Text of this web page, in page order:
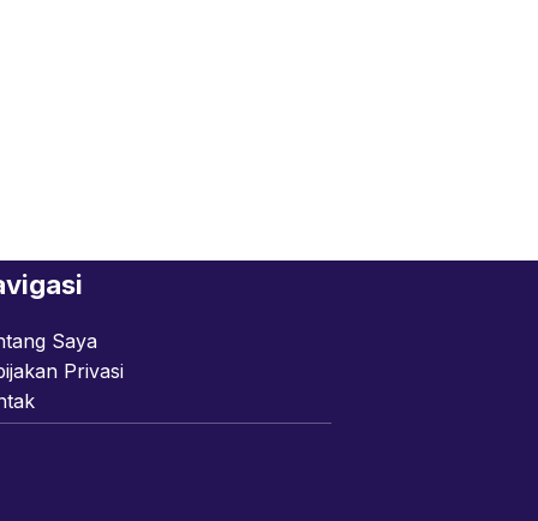
Saya
Privasi